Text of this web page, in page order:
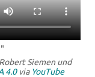
Siemen und
4.0via YouTube